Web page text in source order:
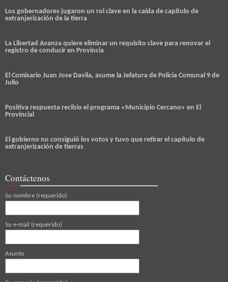
Los gobernadores jugaron un rol clave en la caída de capítulo de
extranjerización de la tierra
La Libertad Avanza quiere eliminar un requisito clave para renovar el
registro de conducir en Provincia
El Comisario Juan Jose Davila, asume la Jefatura de Policia Comunal 9 de
Julio
Positiva respuesta recibio el programa «Municipio Cercano» en El
Provincial
El gobierno no consiguió los votos y tuvo que retirar el capítulo de
extranjerización de tierras
Contáctenos
Su nombre (requerido)
Su e-mail (requerido)
Asunto